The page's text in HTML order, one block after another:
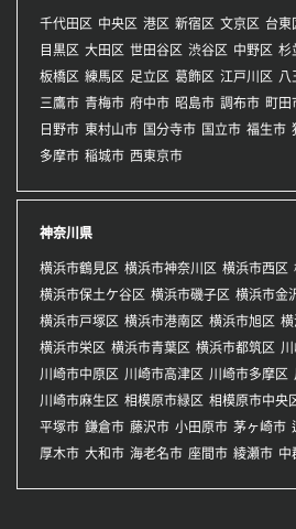
千代田区 中央区 港区 新宿区 文京区 台東
目黒区 大田区 世田谷区 渋谷区 中野区 杉
板橋区 練馬区 足立区 葛飾区 江戸川区 八
三鷹市 青梅市 府中市 昭島市 調布市 町田
日野市 東村山市 国分寺市 国立市 福生市
多摩市 稲城市 西東京市
神奈川県
横浜市鶴見区 横浜市神奈川区 横浜市西区
横浜市保土ケ谷区 横浜市磯子区 横浜市金
横浜市戸塚区 横浜市港南区 横浜市旭区 横
横浜市栄区 横浜市青葉区 横浜市都筑区
川崎市中原区 川崎市高津区 川崎市多摩区
川崎市麻生区 相模原市緑区 相模原市中央
平塚市 鎌倉市 藤沢市 小田原市 茅ヶ崎市
厚木市 大和市 海老名市 座間市 綾瀬市 中